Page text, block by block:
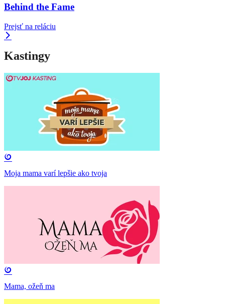
Behind the Fame
Prejsť na reláciu
Kastingy
Moja mama varí lepšie ako tvoja
Mama, ožeň ma